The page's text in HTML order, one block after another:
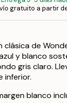
gratuito a partir
clásica de
y blanco
gris claro.
inferior.
blanco